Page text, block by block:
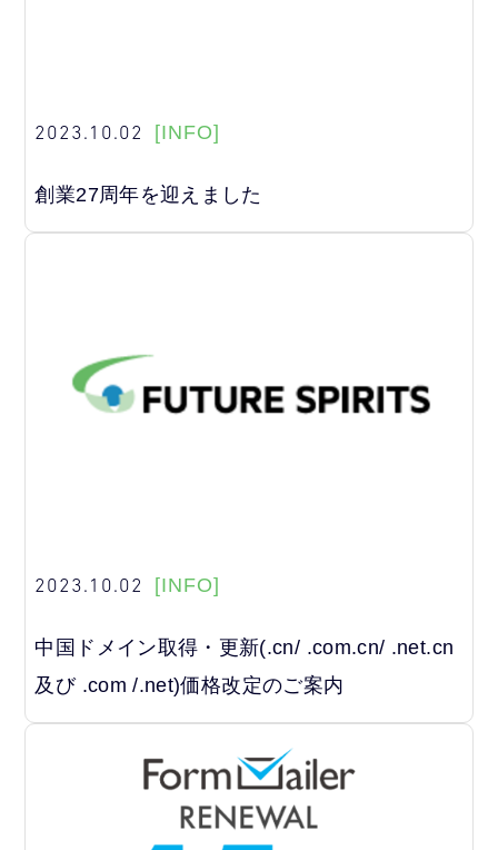
2023.10.02 [INFO]
創業27周年を迎えました
2023.10.02 [INFO]
中国ドメイン取得・更新(.cn/ .com.cn/ .net.cn
及び .com /.net)価格改定のご案内